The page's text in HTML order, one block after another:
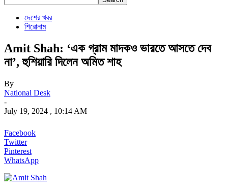
দেশের খবর
শিরোনাম
Amit Shah: ‘এক গ্রাম মাদকও ভারতে আসতে দেব
না’, হুশিয়ারি দিলেন অমিত শাহ
By
National Desk
-
July 19, 2024 , 10:14 AM
Facebook
Twitter
Pinterest
WhatsApp